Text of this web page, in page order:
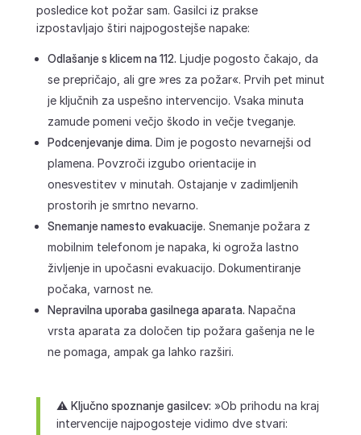
posledice kot požar sam. Gasilci iz prakse
izpostavljajo štiri najpogostejše napake:
Odlašanje s klicem na 112. Ljudje pogosto čakajo, da
se prepričajo, ali gre »res za požar«. Prvih pet minut
je ključnih za uspešno intervencijo. Vsaka minuta
zamude pomeni večjo škodo in večje tveganje.
Podcenjevanje dima. Dim je pogosto nevarnejši od
plamena. Povzroči izgubo orientacije in
onesvestitev v minutah. Ostajanje v zadimljenih
prostorih je smrtno nevarno.
Snemanje namesto evakuacije. Snemanje požara z
mobilnim telefonom je napaka, ki ogroža lastno
življenje in upočasni evakuacijo. Dokumentiranje
počaka, varnost ne.
Nepravilna uporaba gasilnega aparata. Napačna
vrsta aparata za določen tip požara gašenja ne le
ne pomaga, ampak ga lahko razširi.
⚠️ Ključno spoznanje gasilcev: »Ob prihodu na kraj
intervencije najpogosteje vidimo dve stvari: